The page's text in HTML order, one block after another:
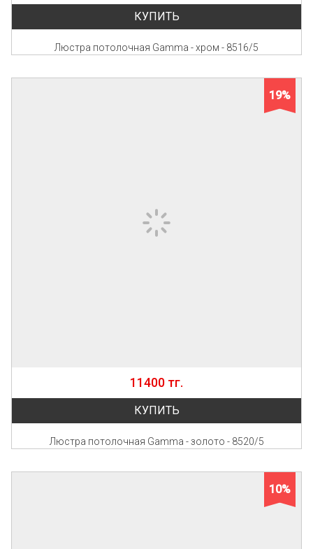
КУПИТЬ
Люстра потолочная Gamma - хром - 8516/5
19%
11400 тг.
КУПИТЬ
Люстра потолочная Gamma - золото - 8520/5
10%